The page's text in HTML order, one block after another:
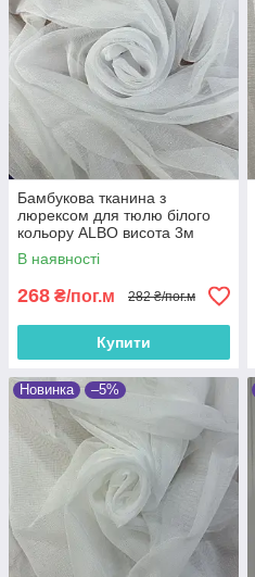
Бамбукова тканина з
люрексом для тюлю білого
кольору ALBO висота 3м
(ZL3016-V103)
В наявності
268 ₴/пог.м 282 ₴/пог.м
Купити
Новинка –5%